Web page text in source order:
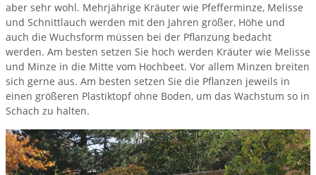
aber sehr wohl. Mehrjährige Kräuter wie Pfefferminze, Melisse
und Schnittlauch werden mit den Jahren größer, Höhe und
auch die Wuchsform müssen bei der Pflanzung bedacht
werden. Am besten setzen Sie hoch werden Kräuter wie Melisse
und Minze in die Mitte vom Hochbeet. Vor allem Minzen breiten
sich gerne aus. Am besten setzen Sie die Pflanzen jeweils in
einen größeren Plastiktopf ohne Boden, um das Wachstum so in
Schach zu halten.